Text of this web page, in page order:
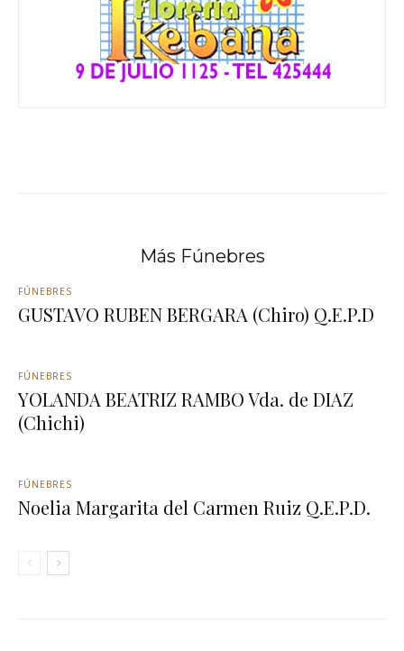
Más Fúnebres
FÚNEBRES
GUSTAVO RUBEN BERGARA (Chiro) Q.E.P.D
FÚNEBRES
YOLANDA BEATRIZ RAMBO Vda. de DIAZ
(Chichi)
FÚNEBRES
Noelia Margarita del Carmen Ruiz Q.E.P.D.